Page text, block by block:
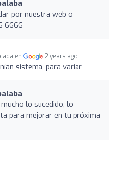
por nuestra web o
6666
en 2 years ago
sistema, para variar
lo sucedido, lo
para mejorar en tu próxima